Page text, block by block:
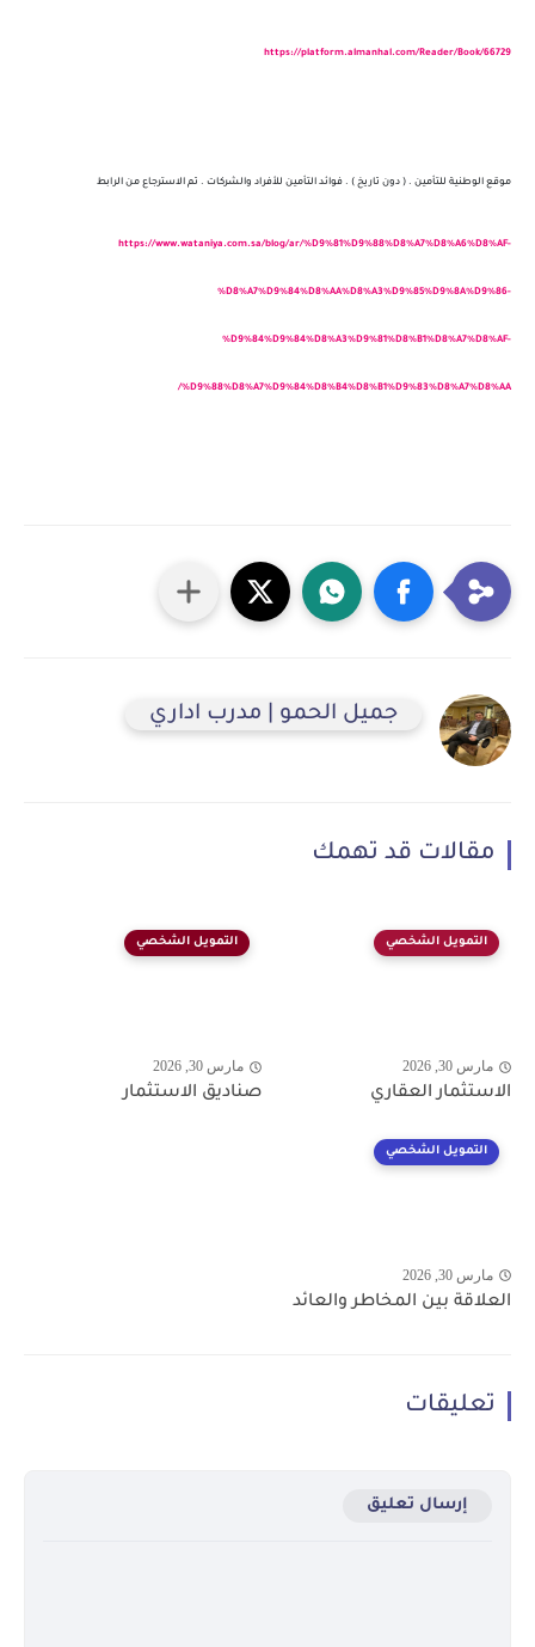
https://platform.almanhal.com/Reader/Book/66729
موقع الوطنية للتأمين . ( دون تاريخ ) . فوائد التأمين للأفراد والشركات . تم الاسترجاع من الرابط
https://www.wataniya.com.sa/blog/ar/%D9%81%D9%88%D8%A7%D8%A6%D8%AF-
%D8%A7%D9%84%D8%AA%D8%A3%D9%85%D9%8A%D9%86-
%D9%84%D9%84%D8%A3%D9%81%D8%B1%D8%A7%D8%AF-
%D9%88%D8%A7%D9%84%D8%B4%D8%B1%D9%83%D8%A7%D8%AA/
جميل الحمو | مدرب اداري
مقالات قد تهمك
التمويل الشخصي
مارس 30, 2026
الاستثمار العقاري
التمويل الشخصي
مارس 30, 2026
صناديق الاستثمار
التمويل الشخصي
مارس 30, 2026
العلاقة بين المخاطر والعائد
تعليقات
إرسال تعليق